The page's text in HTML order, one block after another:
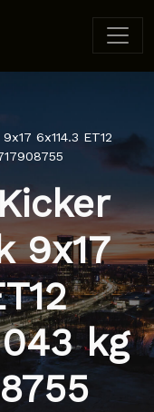
6x114.3 ET12
9x17
kg